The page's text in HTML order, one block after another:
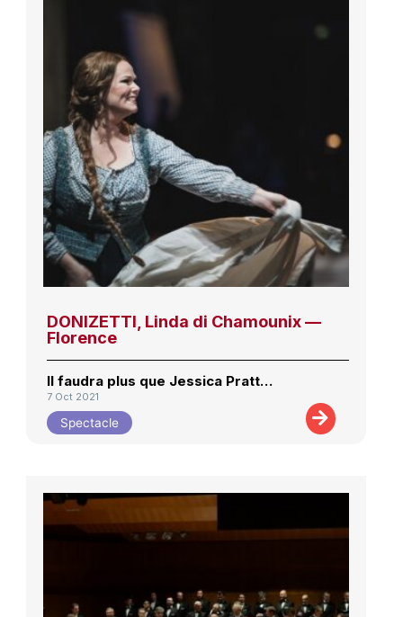
DONIZETTI, Linda di Chamounix —
Florence
Il faudra plus que Jessica Pratt…
7 Oct 2021
Spectacle